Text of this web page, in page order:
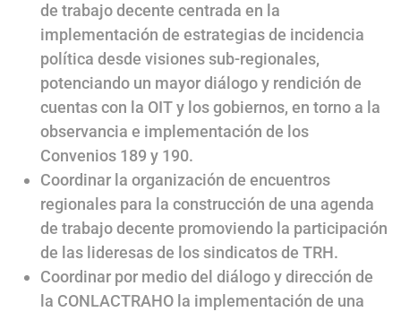
de trabajo decente centrada en la
implementación de estrategias de incidencia
política desde visiones sub-regionales,
potenciando un mayor diálogo y rendición de
cuentas con la OIT y los gobiernos, en torno a la
observancia e implementación de los
Convenios 189 y 190.
Coordinar la organización de encuentros
regionales para la construcción de una agenda
de trabajo decente promoviendo la participación
de las lideresas de los sindicatos de TRH.
Coordinar por medio del diálogo y dirección de
la CONLACTRAHO la implementación de una